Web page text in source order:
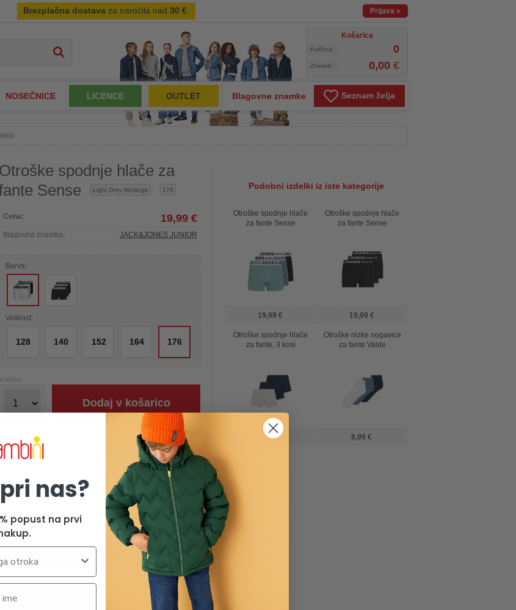
Brezplačna dostava za naročila nad 30 € Prijava »
Košarica
Količina: 0
Znesek: 0,00 €
NOSEČNICE LICENCE OUTLET Blagovne znamke Seznam želja
Otroške spodnje hlače za
Sense
Light Grey Melange 176
Cena: 19,99 €
Blagovna znamka: JACK&JONES JUNIOR
Barva:
Velikost:
128 140 152 164 176
Dodaj v košarico
Količina:
Zaloga po trgovinah »
Podobni izdelki iz iste kategorije
Otroške spodnje hlače
za fante Sense
19,99 €
Otroške spodnje hlače
za fante Sense
19,99 €
Otroške spodnje hlače
za fante, 3 kosi
16,99 €
Otroške nizke nogavice
za fante Valde
8,99 €
nas?
popust na prvi